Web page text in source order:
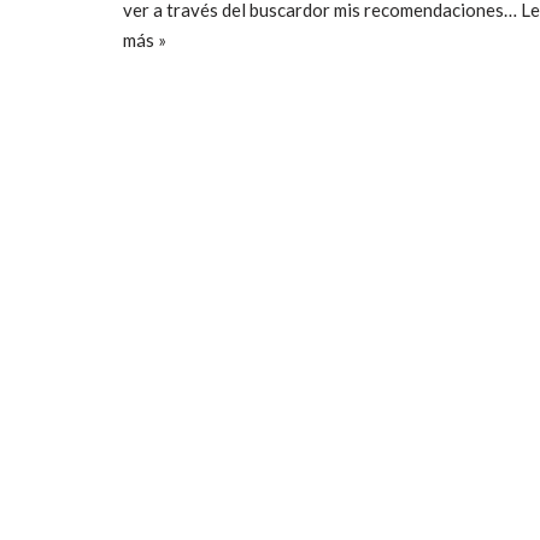
ver a través del buscardor mis recomendaciones…
más »